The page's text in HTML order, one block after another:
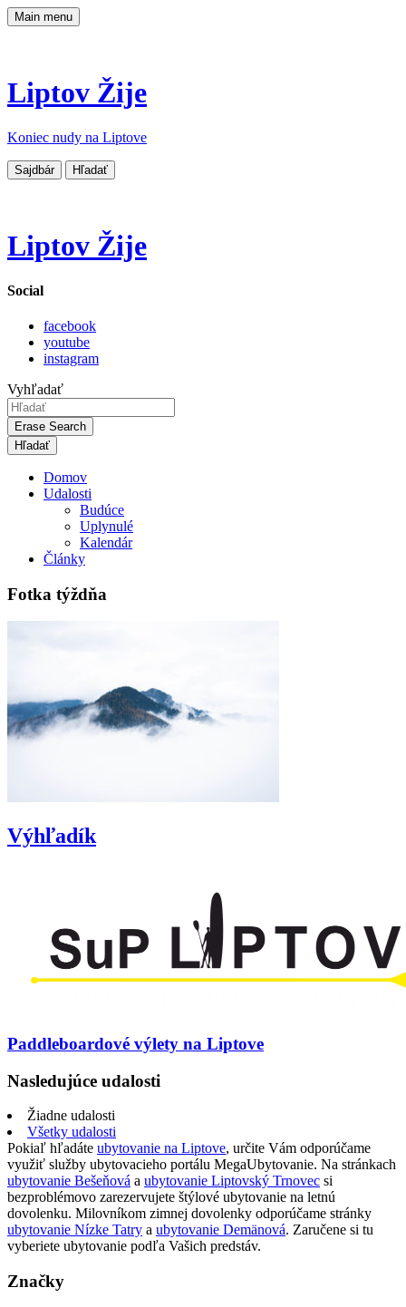
Main menu
Liptov Žije
Koniec nudy na Liptove
Sajdbár Hľadať
Liptov Žije
Social
facebook
youtube
instagram
Vyhľadať
Erase Search
Domov
Udalosti
Budúce
Uplynulé
Kalendár
Články
Fotka týždňa
Výhľadík
Paddleboardové výlety na Liptove
Nasledujúce udalosti
Žiadne udalosti
Všetky udalosti
Pokiaľ hľadáte ubytovanie na Liptove, určite Vám odporúčame
využiť služby ubytovacieho portálu MegaUbytovanie. Na stránkach
ubytovanie Bešeňová a ubytovanie Liptovský Trnovec si
bezproblémovo zarezervujete štýlové ubytovanie na letnú
dovolenku. Milovníkom zimnej dovolenky odporúčame stránky
ubytovanie Nízke Tatry a ubytovanie Demänová. Zaručene si tu
vyberiete ubytovanie podľa Vašich predstáv.
Značky